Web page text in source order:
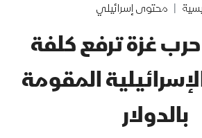
محتوى إسرائيلي
حرب غزة ترفع كلفة
المقومة
بالدولار